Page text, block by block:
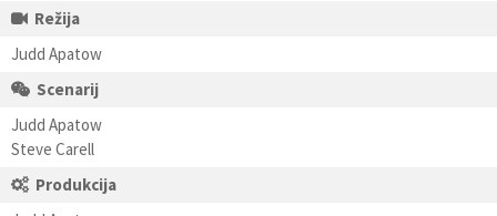
Režija
Judd Apatow
Scenarij
Judd Apatow
Steve Carell
Produkcija